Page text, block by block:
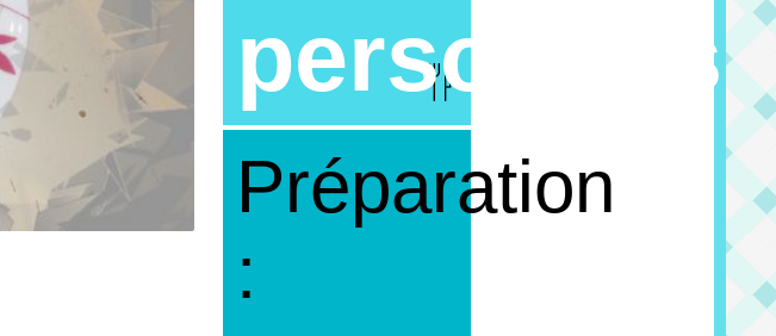
personnes
Préparation
: